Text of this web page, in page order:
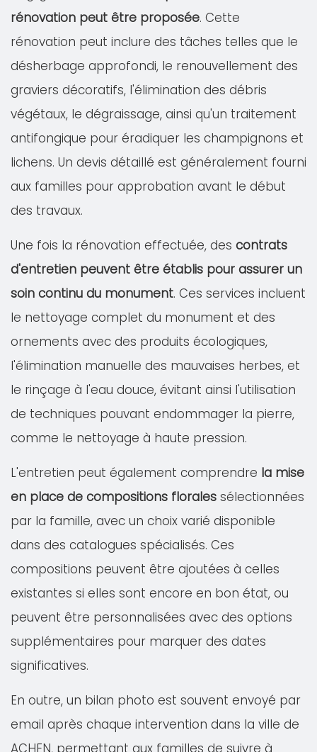
rénovation peut être proposée. Cette
rénovation peut inclure des tâches telles que le
désherbage approfondi, le renouvellement des
graviers décoratifs, l'élimination des débris
végétaux, le dégraissage, ainsi qu'un traitement
antifongique pour éradiquer les champignons et
lichens. Un devis détaillé est généralement fourni
aux familles pour approbation avant le début
des travaux.
Une fois la rénovation effectuée, des contrats
d'entretien peuvent être établis pour assurer un
soin continu du monument. Ces services incluent
le nettoyage complet du monument et des
ornements avec des produits écologiques,
l'élimination manuelle des mauvaises herbes, et
le rinçage à l'eau douce, évitant ainsi l'utilisation
de techniques pouvant endommager la pierre,
comme le nettoyage à haute pression.
L'entretien peut également comprendre la mise
en place de compositions florales sélectionnées
par la famille, avec un choix varié disponible
dans des catalogues spécialisés. Ces
compositions peuvent être ajoutées à celles
existantes si elles sont encore en bon état, ou
peuvent être personnalisées avec des options
supplémentaires pour marquer des dates
significatives.
En outre, un bilan photo est souvent envoyé par
email après chaque intervention dans la ville de
ACHEN, permettant aux familles de suivre à